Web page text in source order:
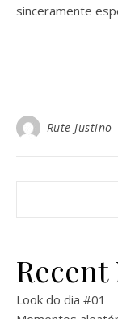
sinceramente
Rute Justino
Recent
Look do dia #01